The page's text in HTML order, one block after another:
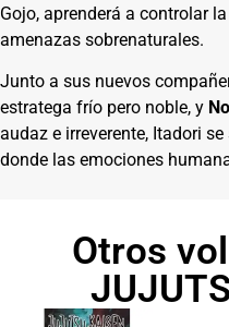
Gojo, aprenderá a controlar
amenazas sobrenaturales.
Junto a sus nuevos
estratega frío pero noble, y
audaz e irreverente, Itadori
donde las emociones
Otros